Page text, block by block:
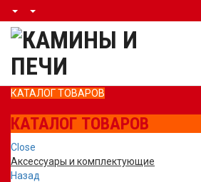
КАТАЛОГ ТОВАРОВ
КАТАЛОГ ТОВАРОВ
Close
Аксессуары и комплектующие
Назад